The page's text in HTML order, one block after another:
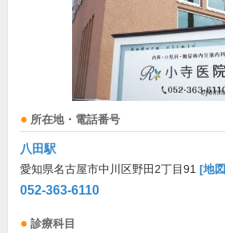
所在地・電話番号
八田駅
愛知県名古屋市中川区野田2丁目91 [地
052-363-6110
診療科目